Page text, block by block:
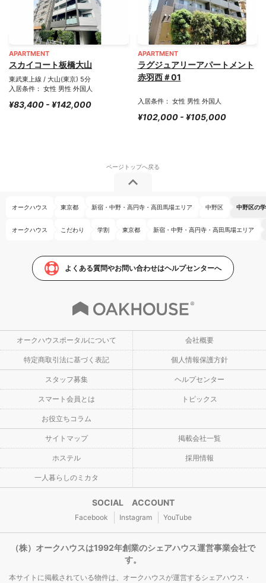
APARTMENT
スカイコート板橋大山
東武東上線 / 大山(東京) 5分
入居条件： 女性 男性 外国人
¥83,400 - ¥142,000
APARTMENT
ラグジュアリーアパートメント
赤羽西＃01
入居条件： 女性 男性 外国人
¥102,000 - ¥105,000
オークハウス 東京都 新宿・中野・高円寺・高田馬場エリア 中野区 中野区の
オークハウス こだわり 学割 東京都 新宿・中野・高円寺・高田馬場エリア
よくある質問やお問い合わせはヘルプセンターへ
オークハウスポータルについて 会社概要
特定商取引法に基づく表記 個人情報保護方針
スタッフ募集 ヘルプセンター
スマート会員とは トピックス
お役立ちコラム
サイトマップ 掲載会社一覧
ホステル 採用情報
一人暮らしのミカタ
SOCIAL ACCOUNT
Facebook Instagram YouTube
（株）オークハウスは1992年創業のシェアハウス運営事業会社で
す。
本サイトに掲載されている物件は、オークハウスが運営するシェアハウス・